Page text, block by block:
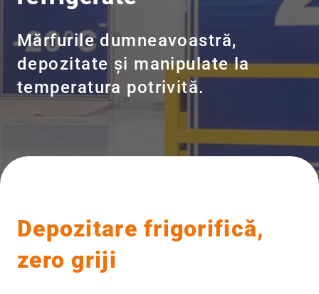
Mărfurile dumneavoastră,
depozitate și manipulate la
temperatura potrivită.
Depozitare frigorifică,
zero griji